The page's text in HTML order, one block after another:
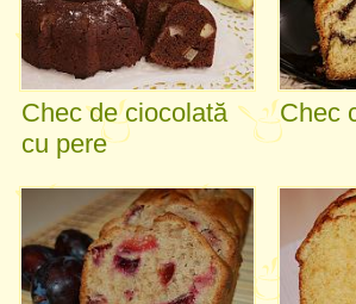
Chec de ciocolată
cu pere
Chec